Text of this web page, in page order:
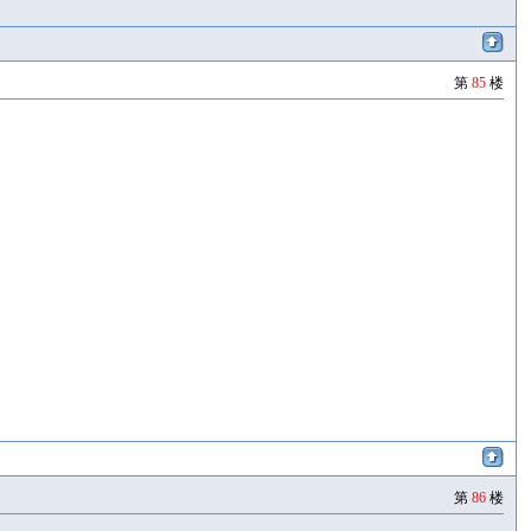
第 85楼
第 86楼